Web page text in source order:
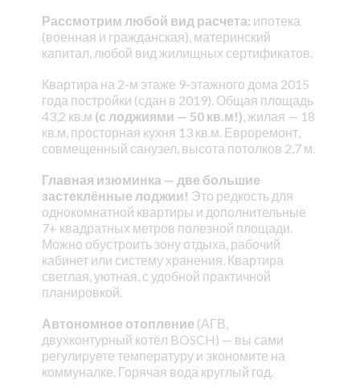
Рассмотрим любой вид расчета: ипотека
(военная и гражданская), материнский
капитал, любой вид жилищных сертификатов.
Квартира на 2-м этаже 9-этажного дома 2015
года постройки (сдан в 2019). Общая площадь
43,2 кв.м (с лоджиями — 50 кв.м!) , жилая — 18
кв.м, просторная кухня 13 кв.м. Евроремонт,
совмещенный санузел, высота потолков 2,7 м.
Главная изюминка — две большие
застеклённые лоджии! Это редкость для
однокомнатной квартиры и дополнительные
7+ квадратных метров полезной площади.
Можно обустроить зону отдыха, рабочий
кабинет или систему хранения. Квартира
светлая, уютная, с удобной практичной
планировкой.
Автономное отопление (АГВ,
двухконтурный котёл BOSCH) — вы сами
регулируете температуру и экономите на
коммуналке. Горячая вода круглый год.